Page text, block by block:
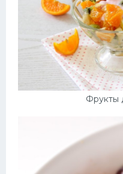
Фрукты